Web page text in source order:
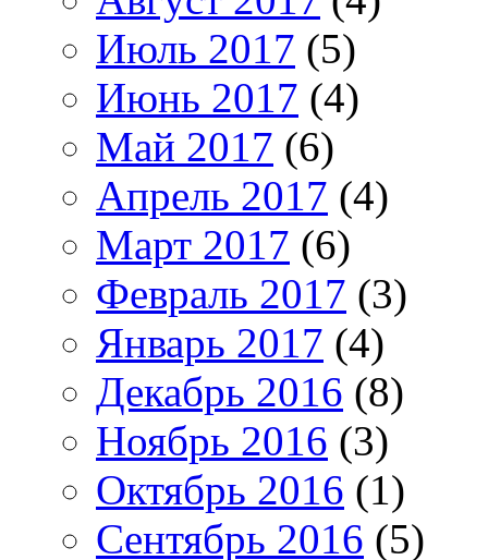
Июль 2017 (5)
Июнь 2017 (4)
Май 2017 (6)
Апрель 2017 (4)
Март 2017 (6)
Февраль 2017 (3)
Январь 2017 (4)
Декабрь 2016 (8)
Ноябрь 2016 (3)
Октябрь 2016 (1)
Сентябрь 2016 (5)